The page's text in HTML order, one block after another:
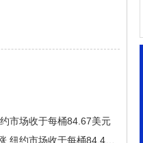
市场收于每桶84.67美元